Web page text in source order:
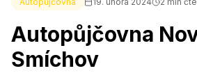
Autopůjčovna
Smíchov